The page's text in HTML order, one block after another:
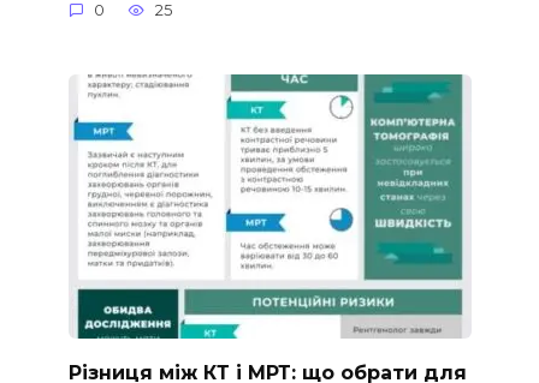
0 25
Різниця між КТ і МРТ: що обрати для